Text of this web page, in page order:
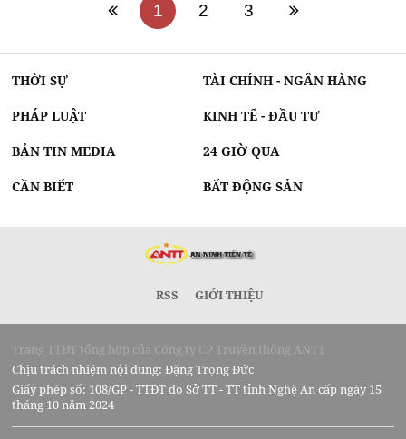
1 2 3
THỜI SỰ TÀI CHÍNH - NGÂN HÀNG
PHÁP LUẬT KINH TẾ - ĐẦU TƯ
BẢN TIN MEDIA 24 GIỜ QUA
CẦN BIẾT BẤT ĐỘNG SẢN
RSS GIỚI THIỆU
Trang TTĐT tổng hợp của Công ty CP Truyền thông ANTT
Chịu trách nhiệm nội dung: Đặng Trọng Đức
Giấy phép số: 108/GP - TTĐT do Sở TT - TT tỉnh Nghệ An cấp ngày 15
tháng 10 năm 2024